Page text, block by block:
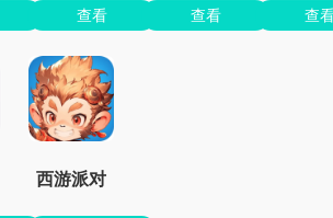
查看 查看 查
西游派对